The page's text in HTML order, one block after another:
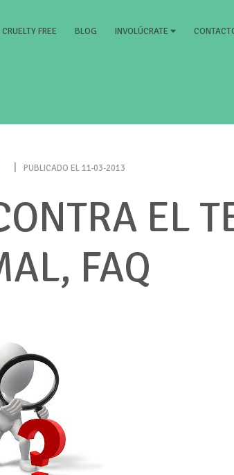
FREE BLOG INVOLÚCRATE
PUBLICADO EL 11-03-2013
EL
FAQ